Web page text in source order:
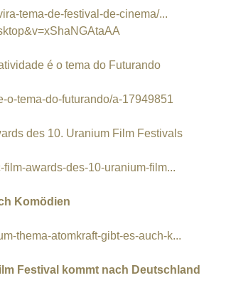
tema-de-festival-de-cinema/...
é o tema do Futurando
o-tema-do-futurando/a-17949851
des 10. Uranium Film Festivals
awards-des-10-uranium-film...
Komödien
thema-atomkraft-gibt-es-auch-k...
Festival kommt nach Deutschland